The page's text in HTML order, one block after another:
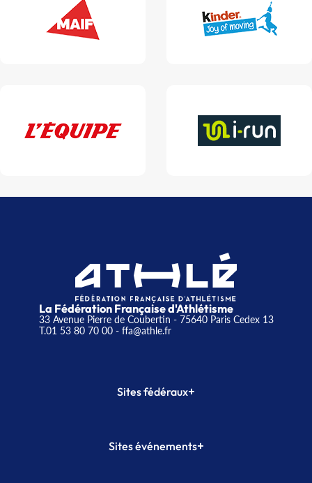
La Fédération Française d'Athlétisme
33 Avenue Pierre de Coubertin - 75640 Paris Cedex 13
T.01 53 80 70 00- ffa@athle.fr
Sites fédéraux+
Plateforme Formation
Sites événements+